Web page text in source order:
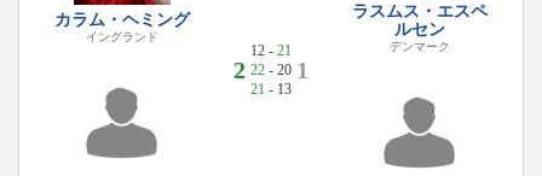
カラム・ヘミング
イングランド
2
12 - 21
22- 20
21 - 13
1
ラスムス・エスペ
ルセン
デンマーク